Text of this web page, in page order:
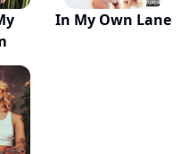
In My Own Lane